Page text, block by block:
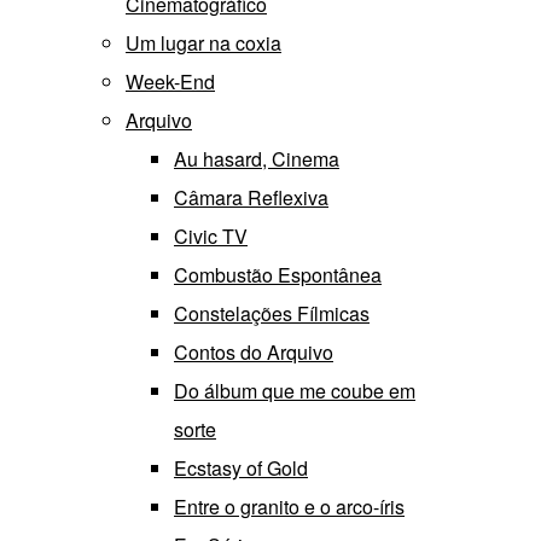
Um lugar na coxia
Week-End
Arquivo
Au hasard, Cinema
Câmara Reflexiva
Civic TV
Combustão Espontânea
Constelações Fílmicas
Contos do Arquivo
Do álbum que me coube em
sorte
Ecstasy of Gold
Entre o granito e o arco-íris